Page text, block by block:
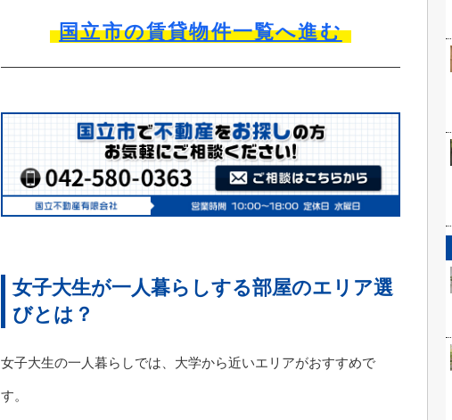
国立市の賃貸物件一覧へ進む
女子大生が一人暮らしする部屋のエリア選
びとは？
女子大生の一人暮らしでは、大学から近いエリアがおすすめで
す。